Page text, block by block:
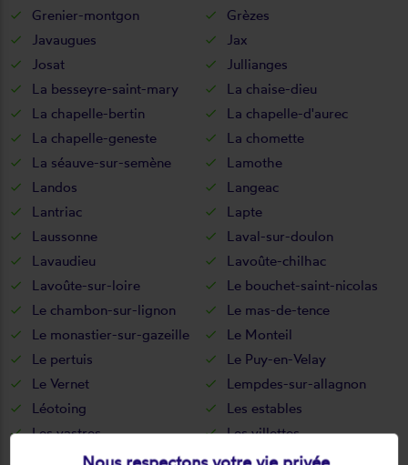
Grenier-montgon
Grèzes
Javaugues
Jax
Josat
Jullianges
La besseyre-saint-mary
La chaise-dieu
La chapelle-bertin
La chapelle-d'aurec
La chapelle-geneste
La chomette
La séauve-sur-semène
Lamothe
Landos
Langeac
Lantriac
Lapte
Laussonne
Laval-sur-doulon
Lavaudieu
Lavoûte-chilhac
Lavoûte-sur-loire
Le bouchet-saint-nicolas
Le chambon-sur-lignon
Le mas-de-tence
Le monastier-sur-gazeille
Le Monteil
Le pertuis
Le Puy-en-Velay
Le Vernet
Lempdes-sur-allagnon
Léotoing
Les estables
Les vastres
Les villettes
Lorlanges